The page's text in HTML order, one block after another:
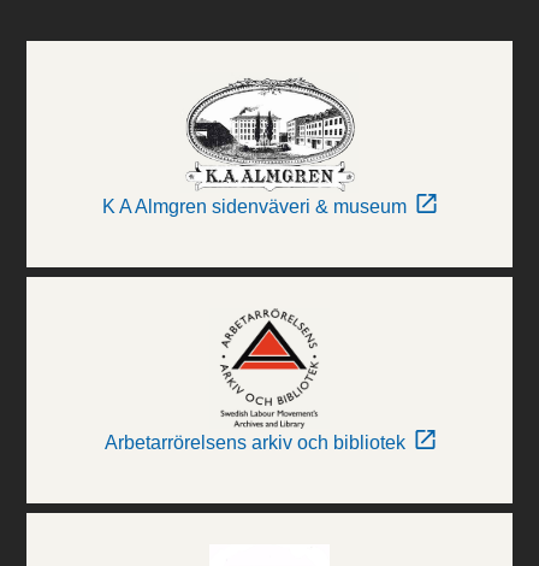
K A Almgren sidenväveri & museum
Arbetarrörelsens arkiv och bibliotek